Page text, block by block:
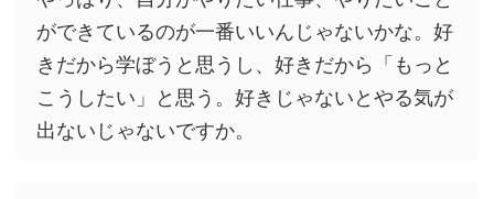
ができているのが一番いいんじゃないかな。好
きだから学ぼうと思うし、好きだから「もっと
こうしたい」と思う。好きじゃないとやる気が
出ないじゃないですか。